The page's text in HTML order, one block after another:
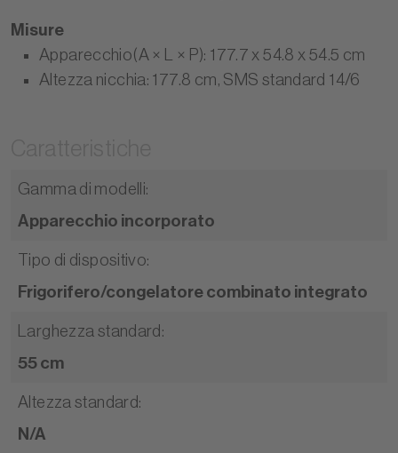
Misure
Apparecchio(A × L × P): 177.7 x 54.8 x 54.5 cm
Altezza nicchia: 177.8 cm, SMS standard 14/6
Gamma di modelli:
Apparecchio incorporato
Tipo di dispositivo:
Frigorifero/congelatore combinato integrato
Larghezza standard :
55 cm
Altezza standard:
N/A